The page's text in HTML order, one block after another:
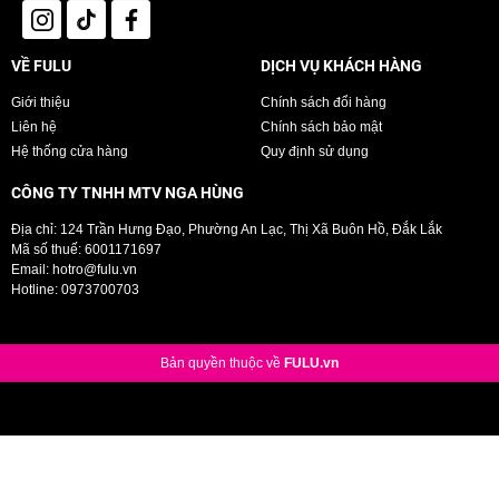
Nơi sản xuất: Hàn Quốc
VỀ FULU
Giới thiệu
Liên hệ
Hệ thống cửa hàng
DỊCH VỤ KHÁCH HÀNG
Chính sách đổi hàng
Chính sách bảo mật
Quy định sử dụng
CÔNG TY TNHH MTV NGA HÙNG
Địa chỉ: 124 Trần Hưng Đạo, Phường An Lạc, Thị Xã Buôn Hồ, Đắk Lắk
Mã số thuế: 6001171697
Email: hotro@fulu.vn
Hotline: 0973700703
Bản quyền thuộc về FULU.vn